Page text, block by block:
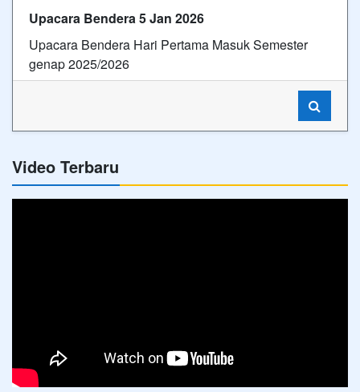
Upacara Bendera 5 Jan 2026
Upacara Bendera Hari Pertama Masuk Semester
genap 2025/2026
Video Terbaru